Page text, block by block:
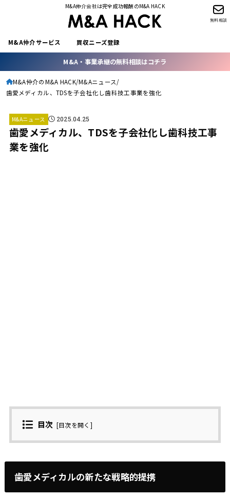
M&A仲介会社は完全成功報酬のM&A HACK
M&A仲介サービス 買収ニーズ登録
無料相談
M&A・事業承継の無料相談はコチラ
M&A仲介のM&A HACK M&Aニュース
歯愛メディカル、TDSを子会社化し歯科技工事業を強化
M&Aニュース 2025.04.25
歯愛メディカル、TDSを子会社化し歯科技工事
業を強化
目次 [目次を開く ]
歯愛メディカルの新たな戦略的提携